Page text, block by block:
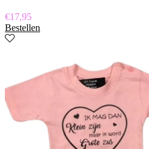
€17,95
Bestellen